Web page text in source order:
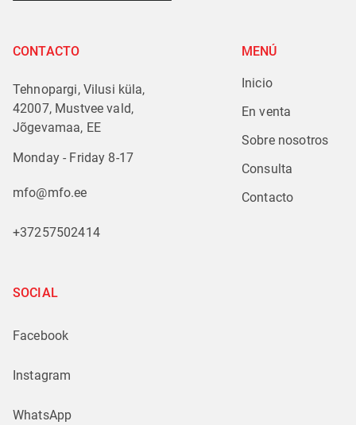
CONTACTO
Tehnopargi, Vilusi küla,
42007, Mustvee vald,
Jõgevamaa, EE
Monday - Friday 8-17
mfo@mfo.ee
+37257502414
MENÚ
Inicio
En venta
Sobre nosotros
Consulta
Contacto
SOCIAL
Facebook
Instagram
WhatsApp